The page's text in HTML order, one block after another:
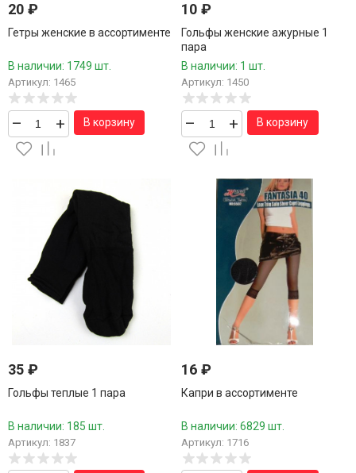
20 ₽
Гетры женские в ассортименте
В наличии: 1749 шт.
Артикул: 1465
– + В корзину
10₽
Гольфы женские ажурные 1
пара
В наличии: 1 шт.
Артикул: 1450
– + В корзину
35 ₽
Гольфы теплые 1 пара
В наличии: 185 шт.
Артикул: 1837
16₽
Капри в ассортименте
В наличии: 6829 шт.
Артикул: 1716